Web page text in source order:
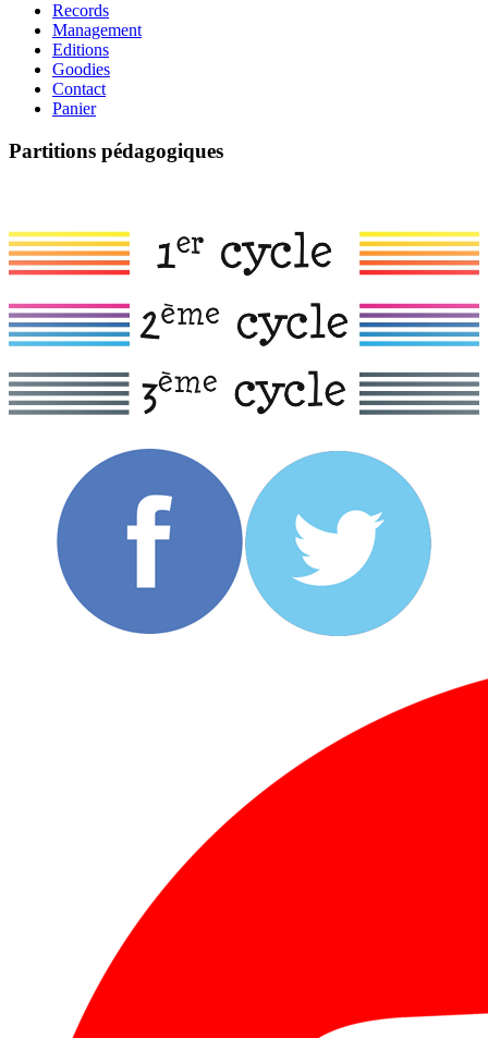
Records
Management
Editions
Goodies
Contact
Panier
Partitions pédagogiques